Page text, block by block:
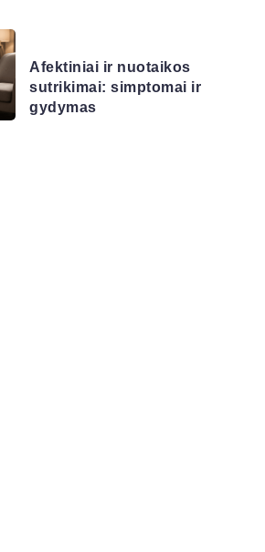
Afektiniai ir nuotaikos
sutrikimai: simptomai ir
gydymas